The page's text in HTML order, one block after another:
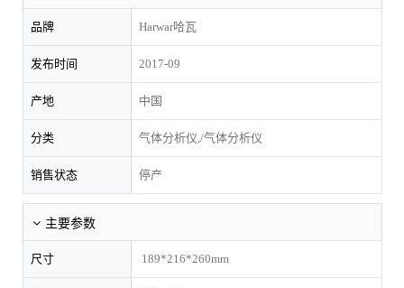
品牌 Harwar哈瓦
发布时间 2017-09
产地 中国
分类 气体分析仪,/气体分析仪
销售状态 停产
主要参数
尺寸 189*216*260mm